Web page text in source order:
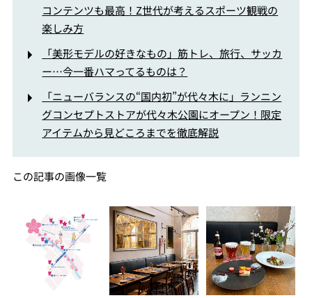
コンテンツも最高！Z世代が考えるスポーツ観戦の
楽しみ方
「美形モデルの好きなもの」筋トレ、旅行、サッカ
ー…今一番ハマってるものは？
「ニューバランスの“国内初”が代々木に」ランニン
グコンセプトストアが代々木公園にオープン！限定
アイテムから見どころまでを徹底解説
この記事の画像一覧